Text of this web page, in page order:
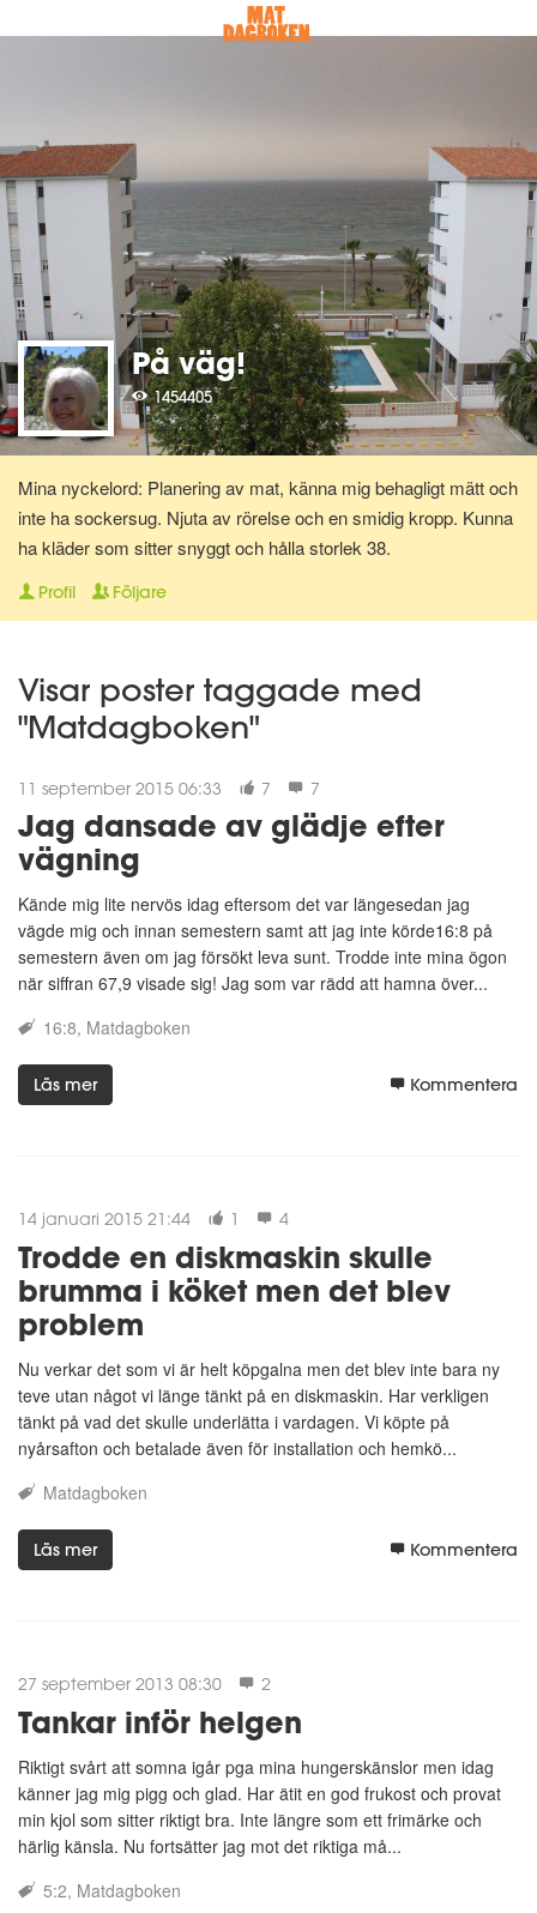
På väg!
1454405
Mina nyckelord: Planering av mat, känna mig behagligt mätt och
inte ha sockersug. Njuta av rörelse och en smidig kropp. Kunna
ha kläder som sitter snyggt och hålla storlek 38.
Profil Följare
Visar poster taggade med
"Matdagboken"
11 september 2015 06:33 7 7
Jag dansade av glädje efter
vägning
Kände mig lite nervös idag eftersom det var längesedan jag
vägde mig och innan semestern samt att jag inte körde16:8 på
semestern även om jag försökt leva sunt. Trodde inte mina ögon
när siffran 67,9 visade sig! Jag som var rädd att hamna över...
16:8 Matdagboken
Läs mer Kommentera
14 januari 2015 21:44 1 4
Trodde en diskmaskin skulle
brumma i köket men det blev
problem
Nu verkar det som vi är helt köpgalna men det blev inte bara ny
teve utan något vi länge tänkt på en diskmaskin. Har verkligen
tänkt på vad det skulle underlätta i vardagen. Vi köpte på
nyårsafton och betalade även för installation och hemkö...
Matdagboken
Läs mer Kommentera
27 september 2013 08:30 2
Tankar inför helgen
Riktigt svårt att somna igår pga mina hungerskänslor men idag
känner jag mig pigg och glad. Har ätit en god frukost och provat
min kjol som sitter riktigt bra. Inte längre som ett frimärke och
härlig känsla. Nu fortsätter jag mot det riktiga må...
5:2 Matdagboken